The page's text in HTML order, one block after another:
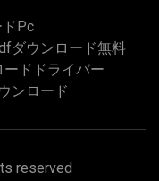
ドpc
ダウンロード無料
ドドライバー
ンロード
reserved